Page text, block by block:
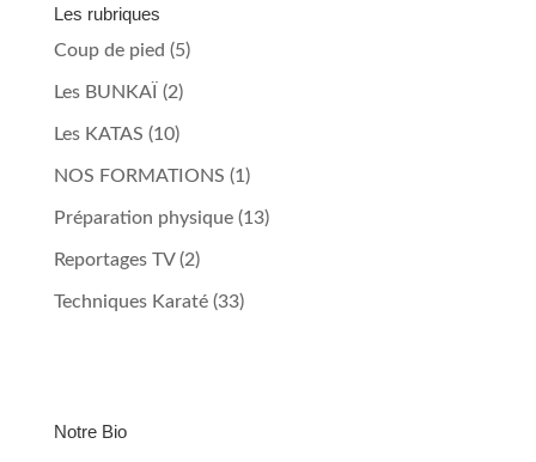
Les rubriques
Coup de pied (5)
Les BUNKAÏ (2)
Les KATAS (10)
NOS FORMATIONS (1)
Préparation physique(13)
Reportages TV(2)
Techniques Karaté(33)
Notre Bio